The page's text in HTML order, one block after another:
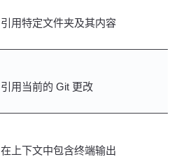
引用特定文件夹及其内容
引用当前的 Git 更改
在上下文中包含终端输出